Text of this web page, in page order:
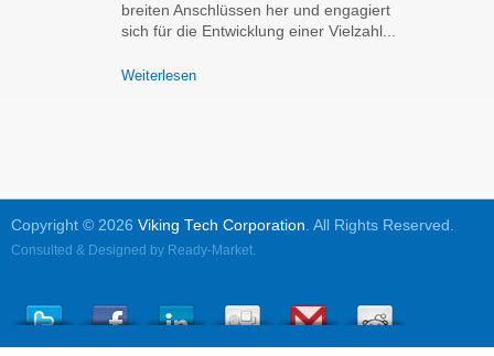
breiten Anschlüssen her und engagiert
sich für die Entwicklung einer Vielzahl...
Weiterlesen
Copyright © 2026 Viking Tech Corporation. All Rights Reserved.
Consulted & Designed by Ready-Market.